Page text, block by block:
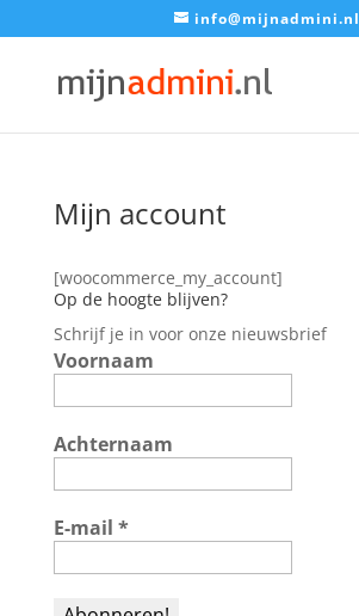
info@mijnadmini.nl
Mijn account
[woocommerce_my_account]
Op de hoogte blijven?
Schrijf je in voor onze nieuwsbrief
Voornaam
Achternaam
E-mail *